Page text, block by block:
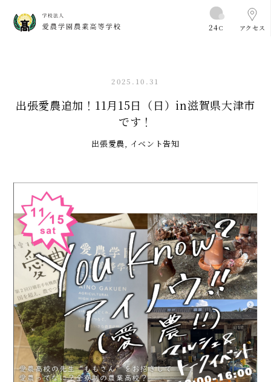
アクセス
24C
2025.10.31
出張愛農追加！11月15日（日）in滋賀県大津市
です！
出張愛農 イベント告知